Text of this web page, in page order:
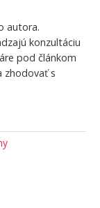
autora.
konzultáciu
pod článkom
zhodovať s